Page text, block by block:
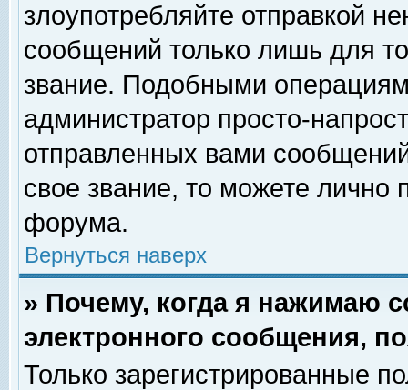
злоупотребляйте отправкой
сообщений только лишь для
звание. Подобными
администратор просто-
отправленных вами
свое звание, то можете лично
форума.
Вернуться наверх
» Почему, когда я нажимаю
электронного сообщения,
Только зарегистрированные